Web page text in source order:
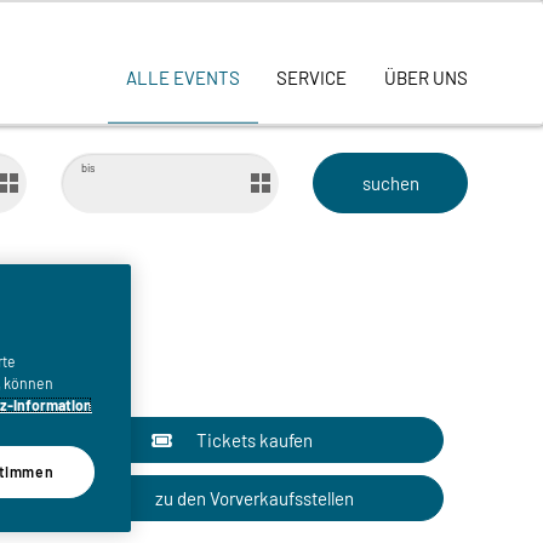
ALLE EVENTS SERVICE ÜBER UNS
bis
Tickets kaufen
zu den Vorverkaufsstellen
können
Information